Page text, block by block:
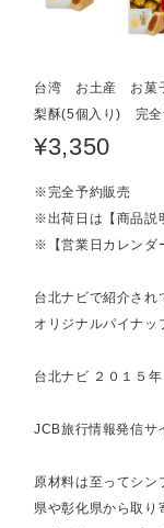
台湾 お土産 お菓
梨酥(5個入り) 完全
¥3,350
※完全予約販売
※出荷日は【商品説
※【営業日カレンダ
台北ナビで紹介され
オリジナルパイナッ
台北ナビ ２０１５
JCB旅行情報発信サ
原材料は至ってシン
県や彰化県から取り